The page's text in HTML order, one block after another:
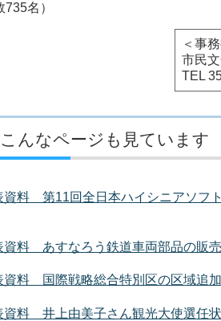
名）
＜事
市民
TEL
んなページも見ています
料 第11回全日本ハイシニアソフ
料 あすなろう鉄道車両部品の販
料 国際戦略総合特別区の区域追
料 井上由美子さん観光大使選任